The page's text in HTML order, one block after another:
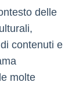
delle
contenuti e
molte